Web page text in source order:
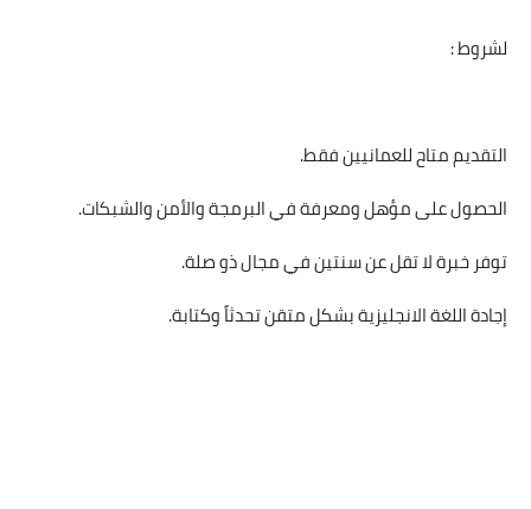
لشروط :
التقديم متاح للعمانيين فقط.
الحصول على مؤهل ومعرفة في البرمجة والأمن والشبكات.
توفر خبرة لا تقل عن سنتين في مجال ذو صلة.
إجادة اللغة الانجليزية بشكل متقن تحدثاً وكتابة.